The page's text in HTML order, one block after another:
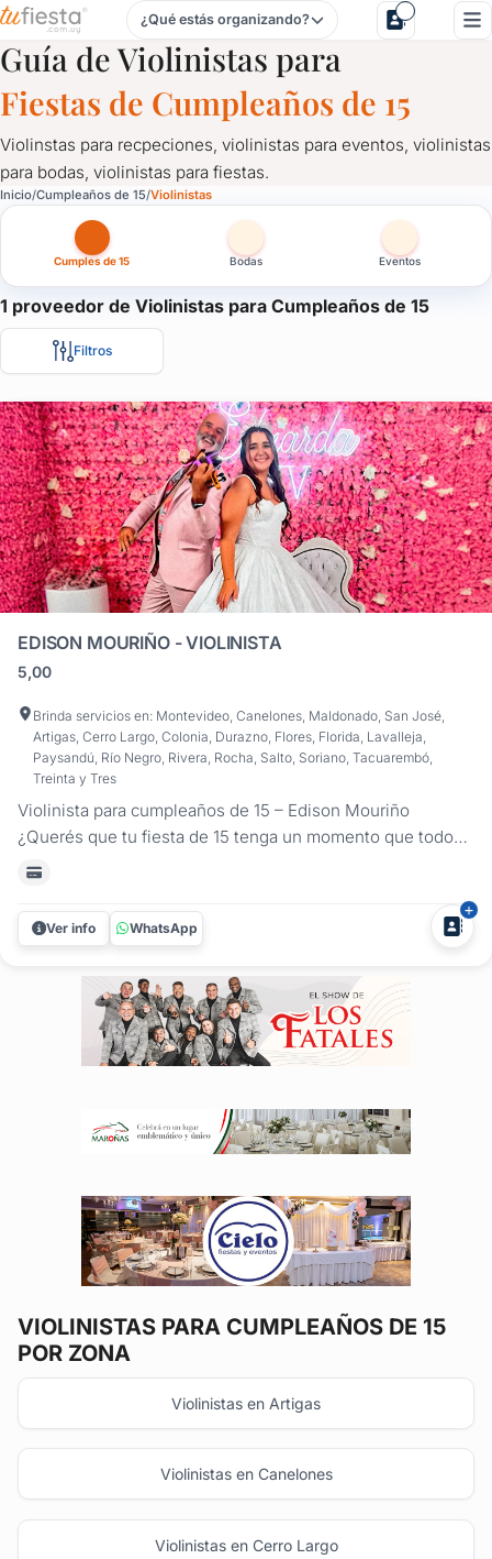
Violinistas para Cumpleaños de 15 en Uruguay
¿Qué estás organizando?
Guía de Violinistas para
Fiestas de Cumpleaños de 15
Violinstas para recpeciones, violinistas para eventos, violinistas
para bodas, violinistas para fiestas.
Inicio Cumpleaños de 15 Violinistas
Cumples de 15 Bodas Eventos
1 proveedor de Violinistas para Cumpleaños de 15
Filtros
EDISON MOURIÑO - VIOLINISTA
5,00
Brinda servicios en: Montevideo, Canelones, Maldonado, San José,
Artigas, Cerro Largo, Colonia, Durazno, Flores, Florida, Lavalleja,
Paysandú, Río Negro, Rivera, Rocha, Salto, Soriano, Tacuarembó,
Treinta y Tres
Violinista para cumpleaños de 15 – Edison Mouriño
¿Querés que tu fiesta de 15 tenga un momento que todos
recuerden? Edison Mouriño transforma cada etapa de tu
vivo, combinando violín acústico o eléctrico, emoción y
presencia...
Ver info WhatsApp
VIOLINISTAS PARA CUMPLEAÑOS DE 15
POR ZONA
Violinistas en Artigas
Violinistas en Canelones
Violinistas en Cerro Largo
Violinistas para Cumpleaños de 15 en Uruguay
Violinstas para recpeciones, violinistas para eventos,